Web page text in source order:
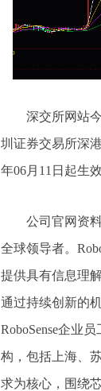
深交所网站
圳证券交易所深
年06月11日起生
公司官网资
全球领导者。
提供具有信息理
通过持续创新的
RoboSense企业
构，包括上海、
求为核心，围绕